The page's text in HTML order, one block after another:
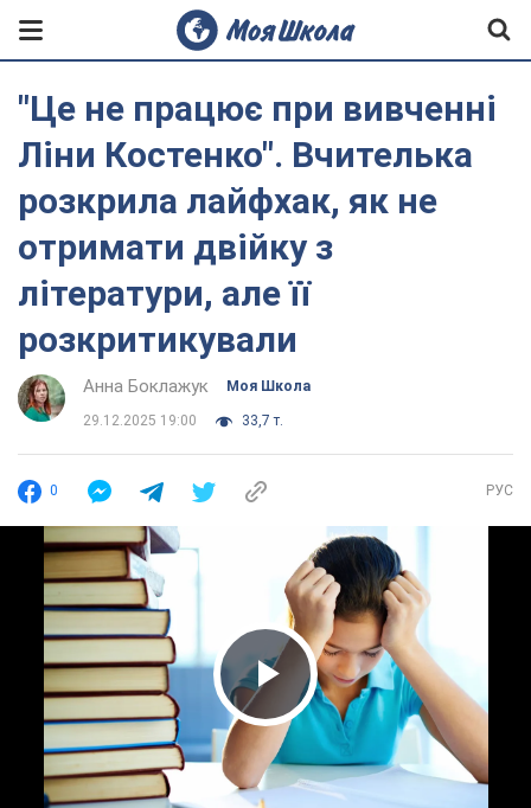
"Це не працює при вивченні
Ліни Костенко". Вчителька
розкрила лайфхак, як не
отримати двійку з
літератури, але її
розкритикували
Анна Боклажук Моя Школа
29.12.2025 19:00 33,7 т.
0 РУС
Play Video